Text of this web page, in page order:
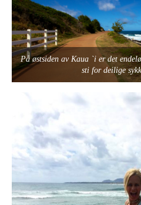
På østsiden av Kaua `i er det
sti for deilige